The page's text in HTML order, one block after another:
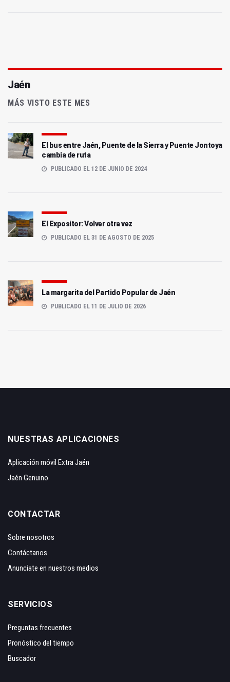
Jaén
MÁS VISTO ESTE MES
El bus entre Jaén, Puente de la Sierra y Puente Jontoya
cambia de ruta
PUBLICADO EL 12 DE JUNIO DE 2024
El Expositor: Volver otra vez
PUBLICADO EL 31 DE AGOSTO DE 2025
La margarita del Partido Popular de Jaén
PUBLICADO EL 11 DE JULIO DE 2026
NUESTRAS APLICACIONES
Aplicación móvil Extra Jaén
Jaén Genuino
CONTACTAR
Sobre nosotros
Contáctanos
Anunciate en nuestros medios
SERVICIOS
Preguntas frecuentes
Pronóstico del tiempo
Buscador